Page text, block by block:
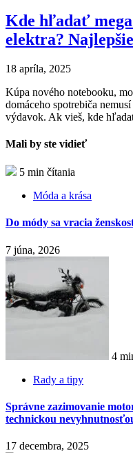
Kde hľadať
elektra?
18 apríla, 2025
Kúpa nového notebooku,
domáceho spotrebiča
výdavok. Ak vieš, kde
Mali by ste vidieť
5 min čítania
Móda a krása
Do módy sa vracia
7 júna, 2026
4
Rady a tipy
Správne zazimovanie
technickou
17 decembra, 2025